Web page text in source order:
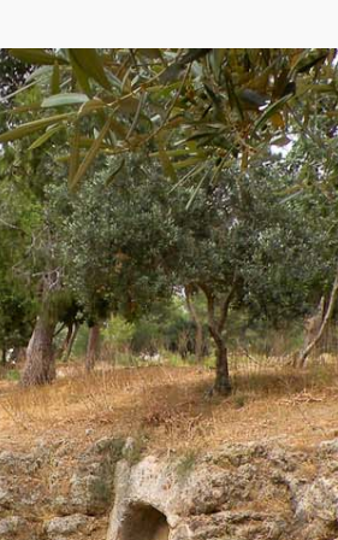
Вильна Виленской губернии, деятель
считается одним из наиболее
домов в хозяйствах, всё ещё
характер озеленения как частных
нечасто можно увидеть в Герцлии. Как,
куркара в северной части посёлка в 30х -
участок раскопок является заповедной
типично средиземноморские виды.
и многие другие. В Кфар-Шмариягу хорошо
Куркар представляет собой практически
увидеть направление песчаных слоёв под
гряды являются местом гнездования
прибрежного ириса.